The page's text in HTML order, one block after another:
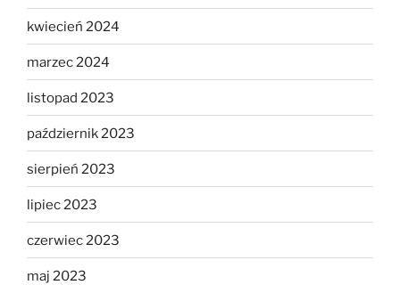
kwiecień 2024
marzec 2024
listopad 2023
październik 2023
sierpień 2023
lipiec 2023
czerwiec 2023
maj 2023